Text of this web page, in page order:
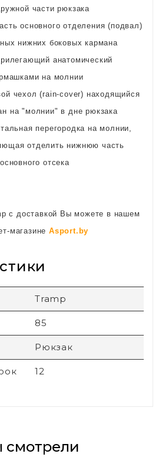
части рюкзака
основного отделения (подвал)
нижних боковых кармана
анатомический
на молнии
чехол (rain-cover) находящийся
на "молнии" в дне рюкзака
перегородка на молнии,
отделить нижнюю часть
отсека
с доставкой Вы можете в нашем
магазинеAsport.by
Tramp
85
Рюкзак
12
смотрели